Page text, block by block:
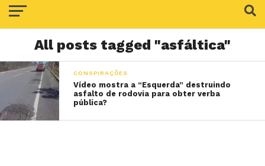
All posts tagged "asfáltica"
CONSPIRAÇÕES
Vídeo mostra a “Esquerda” destruindo
asfalto de rodovia para obter verba
pública?